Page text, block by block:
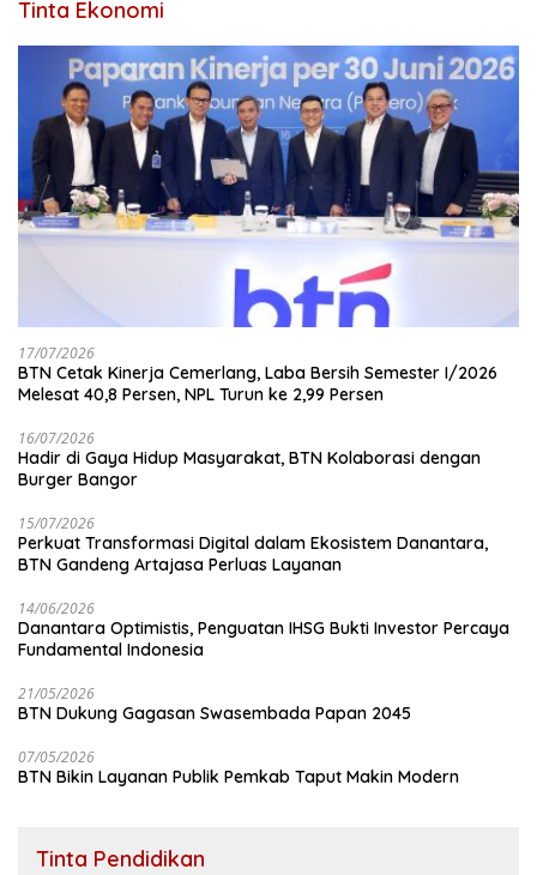
Tinta Ekonomi
17/07/2026
BTN Cetak Kinerja Cemerlang, Laba Bersih Semester I/2026
Melesat 40,8 Persen, NPL Turun ke 2,99 Persen
16/07/2026
Hadir di Gaya Hidup Masyarakat, BTN Kolaborasi dengan
Burger Bangor
15/07/2026
Perkuat Transformasi Digital dalam Ekosistem Danantara,
BTN Gandeng Artajasa Perluas Layanan
14/06/2026
Danantara Optimistis, Penguatan IHSG Bukti Investor Percaya
Fundamental Indonesia
21/05/2026
BTN Dukung Gagasan Swasembada Papan 2045
07/05/2026
BTN Bikin Layanan Publik Pemkab Taput Makin Modern
Tinta Pendidikan